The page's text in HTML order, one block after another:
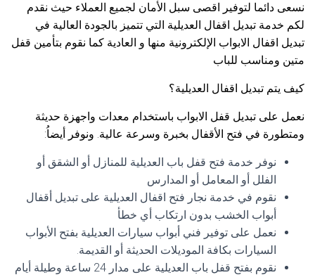
نسعى دائما لتوفير اقصى سبل الأمان لجميع العملاء حيث نقدم
لكم خدمة تبديل اقفال العديلية التي تتميز بالجودة العالية في
تبديل اقفال الابواب الإلكترونية منها و العادية كما نقوم بتأمين قفل
متين ومناسب للباب
كيف يتم تبديل اقفال العديلية؟
نعمل على تبديل قفل الابواب باستخدام معدات واجهزة حديثة
ومتطورة في فتح الأقفال بخبرة وسرعة عالية. ونوفر أيضاُ:
نوفر خدمة فتح قفل باب العديلية للمنازل أو الشقق أو
الفلل أو المعامل أو المدارس
نقوم في خدمة نجار فتح اقفال العديلية على تبديل أقفال
أبواب الخشب بدون ارتكاب أي خطأ
نعمل على توفير فني أبواب سيارات العديلية بفتح الأبواب
السيارات بكافة الموديلات الحديثة أو القديمة.
نقوم بفتح قفل باب العديلية على مدار 24 ساعة وطيلة أيام